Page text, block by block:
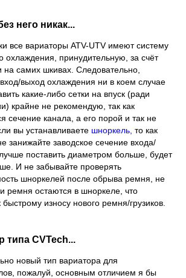
него никак...
все вариаторы ATV-UTV имеют систему
охлаждения, принудительную, за счёт
на самих шкивах. Следовательно,
выход охлаждения ни в коем случае
какие-либо сетки на впуск (ради
крайне не рекомендую, так как
сечение канала, а его порой и так не
вы устанавливаете шноркель, то как
занижайте заводское сечение входа/
поставить диаметром больше, будет
И не забывайте проверять
шноркелей после обрыва ремня, не
ремня остаются в шноркеле, что
быстрому износу нового ремня/грузиков.
типа CVTech...
новый тип вариатора для
пожалуй, основным отличием я бы